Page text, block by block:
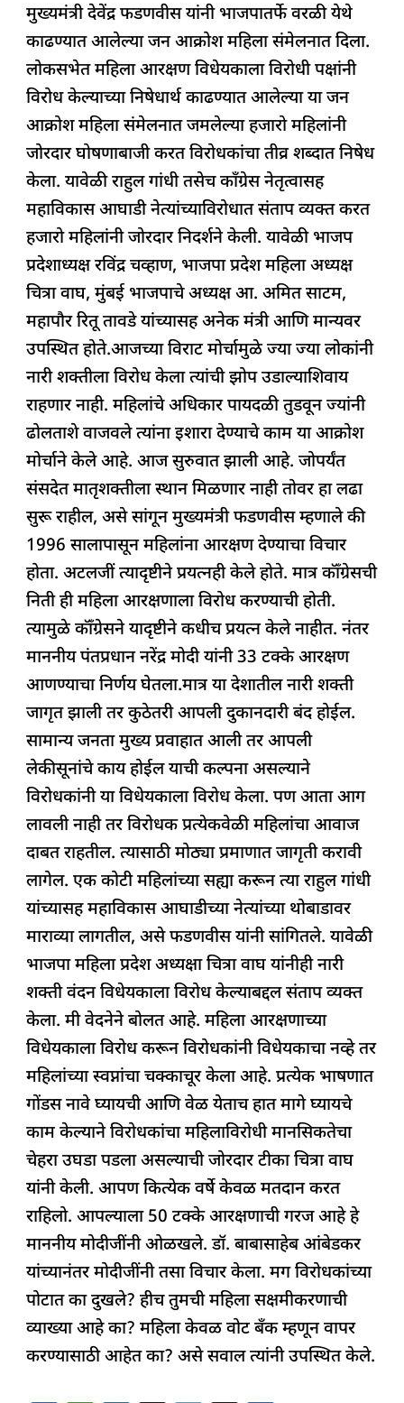
मुख्यमंत्री देवेंद्र फडणवीस यांनी भाजपातर्फे वरळी येथे
काढण्यात आलेल्या जन आक्रोश महिला संमेलनात दिला.
लोकसभेत महिला आरक्षण विधेयकाला विरोधी पक्षांनी
विरोध केल्याच्या निषेधार्थ काढण्यात आलेल्या या जन
आक्रोश महिला संमेलनात जमलेल्या हजारो महिलांनी
जोरदार घोषणाबाजी करत विरोधकांचा तीव्र शब्दात निषेध
केला. यावेळी राहुल गांधी तसेच काँग्रेस नेतृत्वासह
महाविकास आघाडी नेत्यांच्याविरोधात संताप व्यक्त करत
हजारो महिलांनी जोरदार निदर्शने केली. यावेळी भाजप
प्रदेशाध्यक्ष रविंद्र चव्हाण, भाजपा प्रदेश महिला अध्यक्ष
चित्रा वाघ, मुंबई भाजपाचे अध्यक्ष आ. अमित साटम,
महापौर रितू तावडे यांच्यासह अनेक मंत्री आणि मान्यवर
उपस्थित होते.आजच्या विराट मोर्चामुळे ज्या ज्या लोकांनी
नारी शक्तीला विरोध केला त्यांची झोप उडाल्याशिवाय
राहणार नाही. महिलांचे अधिकार पायदळी तुडवून ज्यांनी
ढोलताशे वाजवले त्यांना इशारा देण्याचे काम या आक्रोश
मोर्चाने केले आहे. आज सुरुवात झाली आहे. जोपर्यंत
संसदेत मातृशक्तीला स्थान मिळणार नाही तोवर हा लढा
सुरू राहील, असे सांगून मुख्यमंत्री फडणवीस म्हणाले की
1996 सालापासून महिलांना आरक्षण देण्याचा विचार
होता. अटलजीं त्यादृष्टीने प्रयत्नही केले होते. मात्र कॉँग्रेसची
निती ही महिला आरक्षणाला विरोध करण्याची होती.
त्यामुळे कॉँग्रेसने यादृष्टीने कधीच प्रयत्न केले नाहीत. नंतर
माननीय पंतप्रधान नरेंद्र मोदी यांनी 33 टक्के आरक्षण
आणण्याचा निर्णय घेतला.मात्र या देशातील नारी शक्ती
जागृत झाली तर कुठेतरी आपली दुकानदारी बंद होईल.
सामान्य जनता मुख्य प्रवाहात आली तर आपली
लेकीसूनांचे काय होईल याची कल्पना असल्याने
विरोधकांनी या विधेयकाला विरोध केला. पण आता आग
लावली नाही तर विरोधक प्रत्येकवेळी महिलांचा आवाज
दाबत राहतील. त्यासाठी मोठ्या प्रमाणात जागृती करावी
लागेल. एक कोटी महिलांच्या सह्या करून त्या राहुल गांधी
यांच्यासह महाविकास आघाडीच्या नेत्यांच्या थोबाडावर
माराव्या लागतील, असे फडणवीस यांनी सांगितले. यावेळी
भाजपा महिला प्रदेश अध्यक्षा चित्रा वाघ यांनीही नारी
शक्ती वंदन विधेयकाला विरोध केल्याबद्दल संताप व्यक्त
केला. मी वेदनेने बोलत आहे. महिला आरक्षणाच्या
विधेयकाला विरोध करून विरोधकांनी विधेयकाचा नव्हे तर
महिलांच्या स्वप्नांचा चक्काचूर केला आहे. प्रत्येक भाषणात
गोंडस नावे घ्यायची आणि वेळ येताच हात मागे घ्यायचे
काम केल्याने विरोधकांचा महिलाविरोधी मानसिकतेचा
चेहरा उघडा पडला असल्याची जोरदार टीका चित्रा वाघ
यांनी केली. आपण कित्येक वर्षे केवळ मतदान करत
राहिलो. आपल्याला 50 टक्के आरक्षणाची गरज आहे हे
माननीय मोदीजींनी ओळखले. डॉ. बाबासाहेब आंबेडकर
यांच्यानंतर मोदीजींनी तसा विचार केला. मग विरोधकांच्या
पोटात का दुखले? हीच तुमची महिला सक्षमीकरणाची
व्याख्या आहे का? महिला केवळ वोट बँक म्हणून वापर
करण्यासाठी आहेत का? असे सवाल त्यांनी उपस्थित केले.